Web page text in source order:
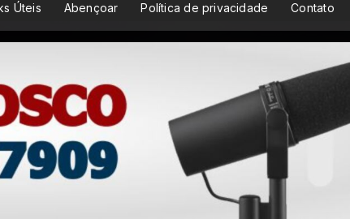
Úteis Abençoar Política de privacidade Contato